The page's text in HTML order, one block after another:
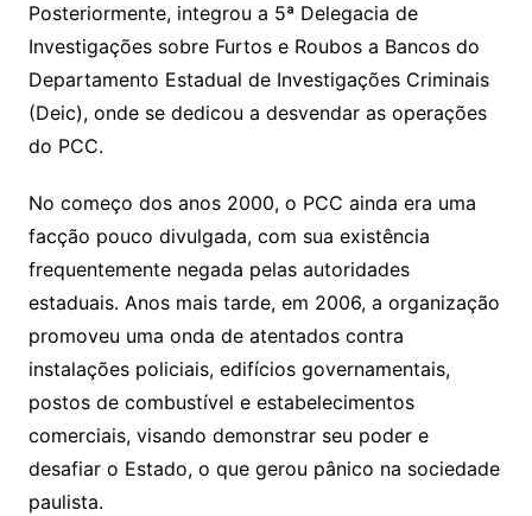
Posteriormente, integrou a 5ª Delegacia de
Investigações sobre Furtos e Roubos a Bancos do
Departamento Estadual de Investigações Criminais
(Deic), onde se dedicou a desvendar as operações
do PCC.
No começo dos anos 2000, o PCC ainda era uma
facção pouco divulgada, com sua existência
frequentemente negada pelas autoridades
estaduais. Anos mais tarde, em 2006, a organização
promoveu uma onda de atentados contra
instalações policiais, edifícios governamentais,
postos de combustível e estabelecimentos
comerciais, visando demonstrar seu poder e
desafiar o Estado, o que gerou pânico na sociedade
paulista.